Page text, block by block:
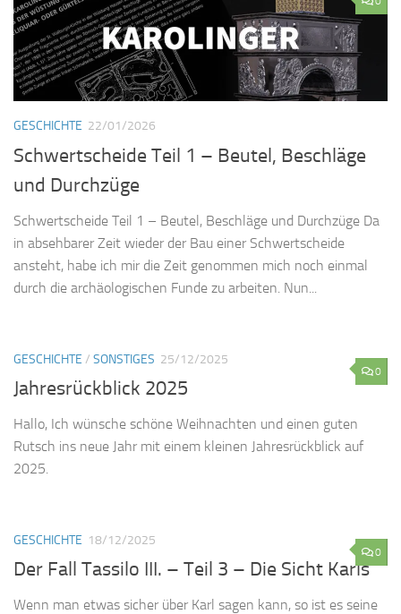
GESCHICHTE 22/01/2026
Schwertscheide Teil 1 – Beutel, Beschläge
und Durchzüge
Schwertscheide Teil 1 – Beutel, Beschläge und Durchzüge Da
in absehbarer Zeit wieder der Bau einer Schwertscheide
ansteht, habe ich mir die Zeit genommen mich noch einmal
durch die archäologischen Funde zu arbeiten. Nun...
0
GESCHICHTE / SONSTIGES 25/12/2025
Jahresrückblick 2025
Hallo, Ich wünsche schöne Weihnachten und einen guten
Rutsch ins neue Jahr mit einem kleinen Jahresrückblick auf
2025.
0
GESCHICHTE 18/12/2025
Der Fall Tassilo III. – Teil 3 – Die Sicht Karls
Wenn man etwas sicher über Karl sagen kann, so ist es seine